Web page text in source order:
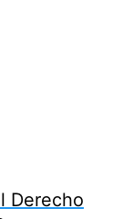
Derecho